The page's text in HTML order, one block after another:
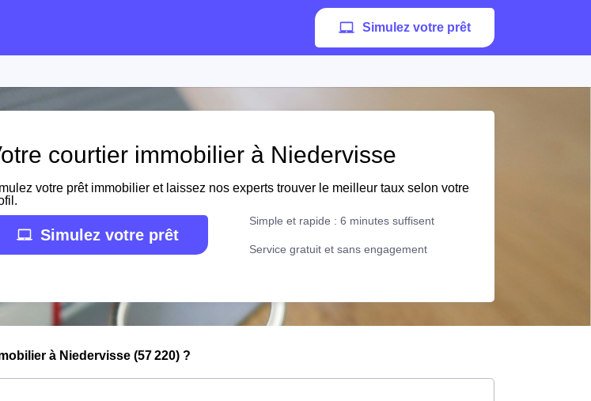
Simulez votre prêt
courtier immobilier à Niedervisse
votre prêt immobilier et laissez nos experts trouver le meilleur taux selon votre
Simulez votre prêt
Simple et rapide : 6 minutes suffisent
Service gratuit et sans engagement
à Niedervisse (57 220) ?